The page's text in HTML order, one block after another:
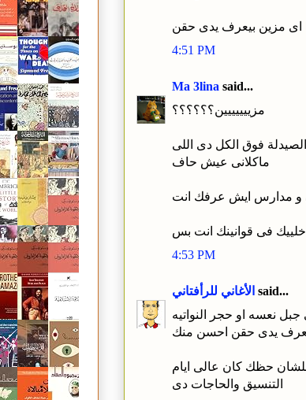
4:51 PM
Ma 3lina said...
مزييييييين؟؟؟؟؟؟
الصيدلة فوق الكل دى اللى
ماكلانى عيش حاف
و مدارس ايش عرفك انت
خلييك فى قوانينك انت بس
4:53 PM
الأغاني للرأفتاني said...
نعسه او حجر النواتيه
حظك كان عالى ايام
التنسيق والحاجات دى